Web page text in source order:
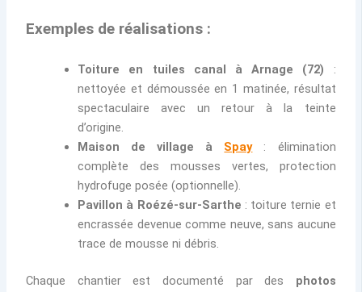
Exemples de réalisations :
Toiture en tuiles canal à Arnage (72) :
nettoyée et démoussée en 1 matinée, résultat
spectaculaire avec un retour à la teinte
d’origine.
Maison de village à Spay: élimination
complète des mousses vertes, protection
hydrofuge posée (optionnelle).
Pavillon à Roézé-sur-Sarthe : toiture ternie et
encrassée devenue comme neuve, sans aucune
trace de mousse ni débris.
Chaque chantier est documenté par des photos